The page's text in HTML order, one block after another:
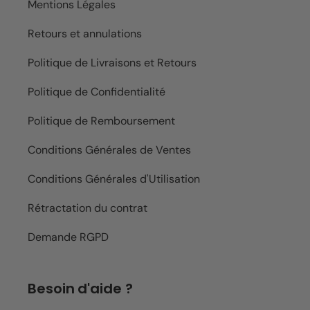
Mentions Légales
Retours et annulations
Politique de Livraisons et Retours
Politique de Confidentialité
Politique de Remboursement
Conditions Générales de Ventes
Conditions Générales d'Utilisation
Rétractation du contrat
Demande RGPD
Besoin d'aide ?